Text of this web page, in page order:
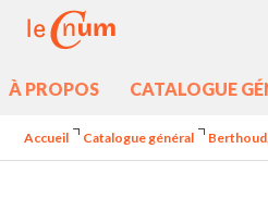
À PROPOS CATALOGUE
Accueil Catalogue général